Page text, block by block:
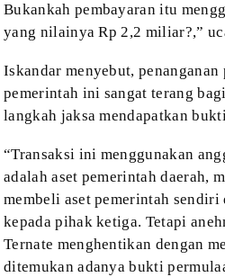
Bukankah pembayaran itu
yang nilainya Rp 2,2 miliar?,”
Iskandar menyebut,
pemerintah ini sangat terang bagi
langkah jaksa mendapatkan
“Transaksi ini menggunakan
adalah aset pemerintah daerah,
membeli aset pemerintah sendiri
kepada pihak ketiga. Tetapi
Ternate menghentikan dengan
ditemukan adanya bukti